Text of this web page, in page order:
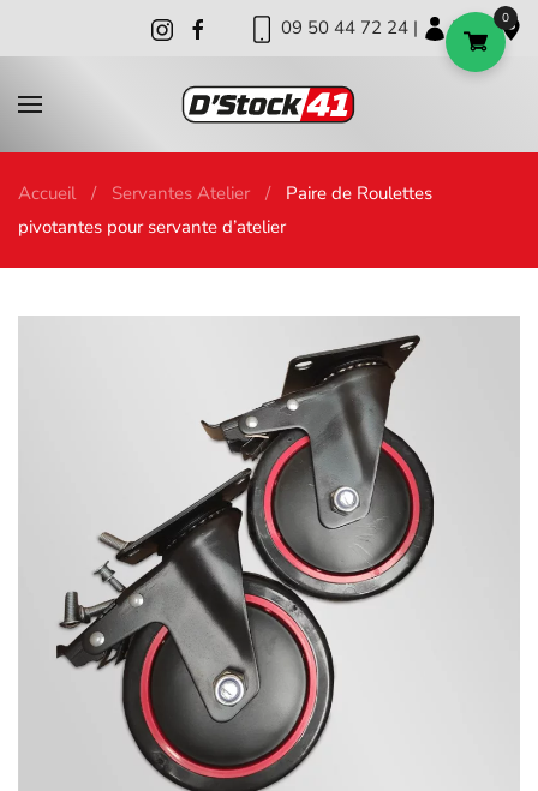
09 50 44 72 24 | | |
Accueil Servantes Atelier
Paire de Roulettes
pivotantes pour servante d’atelier
0